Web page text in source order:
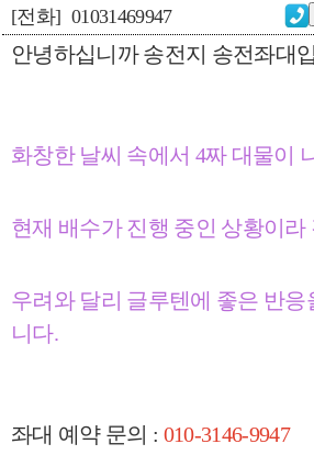
[전화] 01031469947
안녕하십니까 송전지 송전좌대
화창한 날씨 속에서 4짜 대물이
현재 배수가 진행 중인 상황이라
우려와 달리 글루텐에 좋은 반응
니다.
좌대 예약 문의 : 010-3146-9947